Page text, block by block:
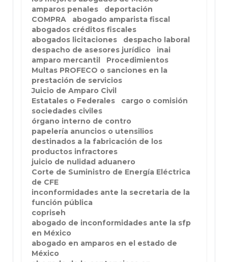
amparos penales
deportación
COMPRA
abogado amparista fiscal
abogados créditos fiscales
abogados licitaciones
despacho laboral
despacho de asesores jurídico
inai
amparo mercantil
Procedimientos
Multas PROFECO o sanciones en la
prestación de servicios
Juicio de Amparo Civil
Estatales o Federales
cargo o comisión
sociedades civiles
órgano interno de contro
papelería anuncios o utensilios
destinados a la fabricación de los
productos infractores
juicio de nulidad aduanero
Corte de Suministro de Energía Eléctrica
de CFE
inconformidades ante la secretaria de la
función pública
copriseh
abogado de inconformidades ante la sfp
en México
abogado en amparos en el estado de
México